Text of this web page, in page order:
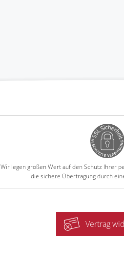
Wir legen großen Wert auf den Schutz Ihrer
die sichere Übertragung durch
Vertrag